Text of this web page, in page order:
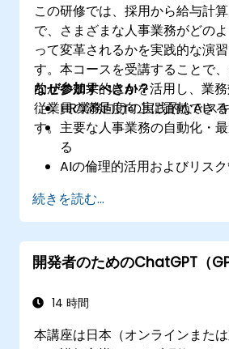
この研修では、採用から給与計
で、さまざまな人事業務がどの
って変革されるかを実践的な演
す。本コースを受講することで、
的かつ効果的にAIを活用し、業務
従業員の満足度向上に貢献でき
す。
なぜ参加すべきか？
HR業務向けの実践的なAIス
主要な人事業務の自動化・
る
AIの倫理的活用およびリス
将来に向けて人事部門の体制
続きを読む...
開発者のためのChatGPT（
14 時間
本講座は日本（オンラインまた